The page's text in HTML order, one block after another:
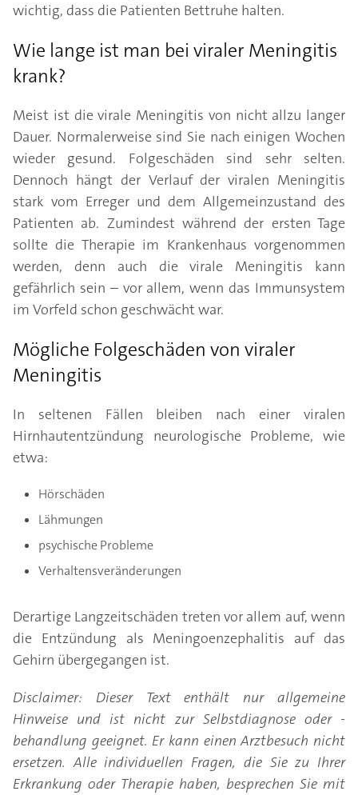
wichtig, dass die Patienten Bettruhe halten.
Wie lange ist man bei viraler Meningitis
krank?
Meist ist die virale Meningitis von nicht allzu langer
Dauer. Normalerweise sind Sie nach einigen Wochen
wieder gesund. Folgeschäden sind sehr selten.
Dennoch hängt der Verlauf der viralen Meningitis
stark vom Erreger und dem Allgemeinzustand des
Patienten ab. Zumindest während der ersten Tage
sollte die Therapie im Krankenhaus vorgenommen
werden, denn auch die virale Meningitis kann
gefährlich sein – vor allem, wenn das Immunsystem
im Vorfeld schon geschwächt war.
Mögliche Folgeschäden von viraler
Meningitis
In seltenen Fällen bleiben nach einer viralen
Hirnhautentzündung neurologische Probleme, wie
etwa:
Hörschäden
Lähmungen
psychische Probleme
Verhaltensveränderungen
Derartige Langzeitschäden treten vor allem auf, wenn
die Entzündung als Meningoenzephalitis auf das
Gehirn übergegangen ist.
Disclaimer: Dieser Text enthält nur allgemeine
Hinweise und ist nicht zur Selbstdiagnose oder -
behandlung geeignet. Er kann einen Arztbesuch nicht
ersetzen. Alle individuellen Fragen, die Sie zu Ihrer
Erkrankung oder Therapie haben, besprechen Sie mit